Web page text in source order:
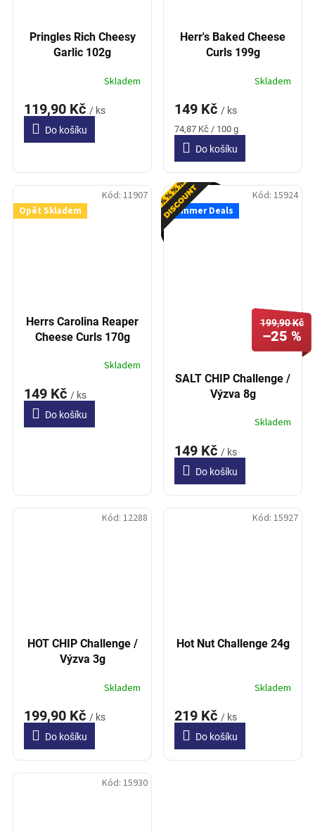
Pringles Rich Cheesy
Garlic 102g
Skladem
119,90 Kč / ks
Do košíku
Herr's Baked Cheese
Curls 199g
Skladem
149 Kč / ks
Měrná
cena:
74,87 Kč / 100 g
Do košíku
Opět Skladem
Herrs Carolina Reaper
Cheese Curls 170g
Skladem
149 Kč / ks
Do košíku
Kód: 11907
Akce
Summer Deals
199,90 Kč
–25 %
SALT CHIP Challenge /
Výzva 8g
Skladem
149 Kč / ks
Do košíku
Kód: 15924
HOT CHIP Challenge /
Výzva 3g
Skladem
199,90 Kč / ks
Do košíku
Kód: 12288
Hot Nut Challenge 24g
Skladem
219 Kč / ks
Do košíku
Kód: 15927
Kód: 15930